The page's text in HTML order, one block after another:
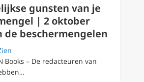
gunsten van je
| 2 oktober
de beschermengelen
Books – De redacteuren van